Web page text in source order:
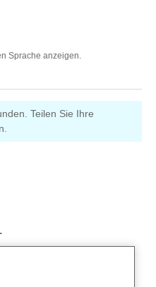
Sprache anzeigen.
Teilen Sie Ihre